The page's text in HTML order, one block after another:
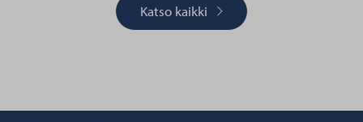
Katso kaikki